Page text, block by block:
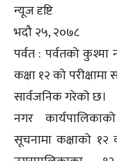
न्यूज दृष्टि
भदौ २५, २०७८
पर्वत : पर्वतको कुश्मा
कक्षा १२ को परीक्षामा
सार्वजनिक गरेको छ।
नगर
सूचनामा कक्षाको १२